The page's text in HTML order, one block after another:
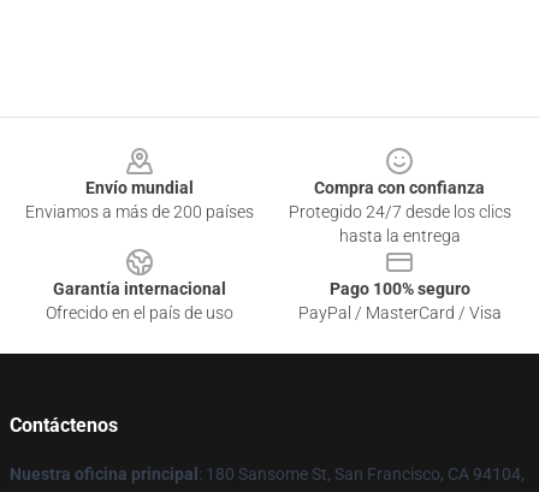
Envío mundial
Enviamos a más de 200 países
Compra con confianza
Protegido 24/7 desde los clics
hasta la entrega
Garantía internacional
Ofrecido en el país de uso
Pago 100% seguro
PayPal / MasterCard / Visa
Contáctenos
Nuestra oficina principal : 180 Sansome St, San Francisco, CA 94104,